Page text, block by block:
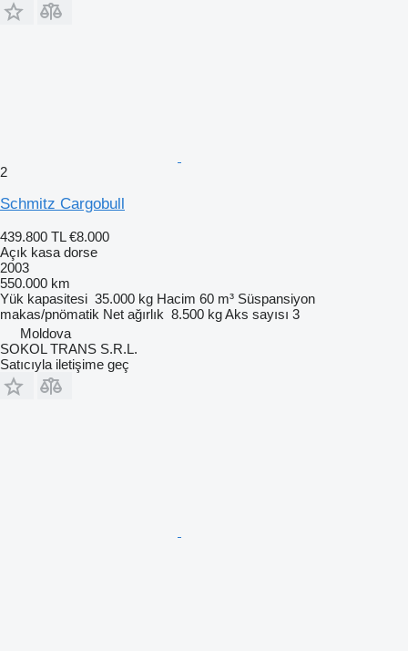
2
Schmitz Cargobull
439.800 TL €8.000
Açık kasa dorse
2003
550.000 km
Yük kapasitesi 35.000 kg Hacim 60 m³ Süspansiyon
makas/pnömatik Net ağırlık 8.500 kgAks sayısı 3
Moldova
SOKOL TRANS S.R.L.
Satıcıyla iletişime geç